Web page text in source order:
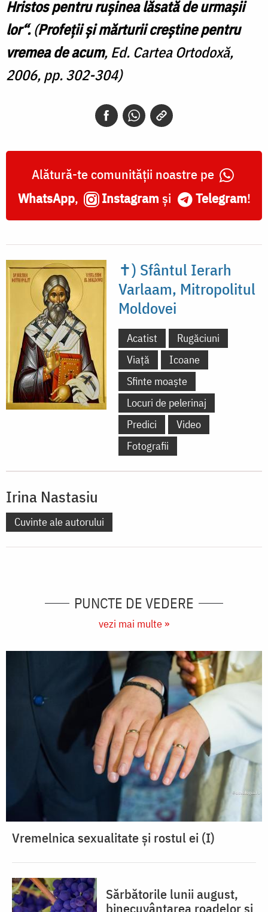
Hristos pentru ruşinea lăsată de urmaşii
lor“.(Profeţii şi mărturii creştine pentru
vremea de acum, Ed. Cartea Ortodoxă,
2006, pp. 302-304)
Alătură-te comunității noastre pe
WhatsApp, Instagram și Telegram!
✝) Sfântul Ierarh
Varlaam, Mitropolitul
Moldovei
Acatist
Rugăciuni
Viață
Icoane
Sfinte moaște
Locuri de pelerinaj
Predici
Video
Fotografii
Irina Nastasiu
Cuvinte ale autorului
PUNCTE DE VEDERE
vezi mai multe »
Vremelnica sexualitate și rostul ei (I)
Sărbătorile lunii august,
binecuvântarea roadelor și